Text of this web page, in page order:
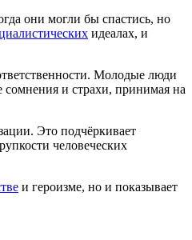
они могли бы спастись, но
идеалах, и
Молодые люди
сомнения и страхи, принимая на
Это подчёркивает
человеческих
и героизме, но и показывает